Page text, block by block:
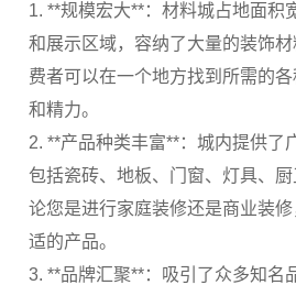
1. **规模宏大**：材料城占地面积
和展示区域，容纳了大量的装饰
费者可以在一个地方找到所需的
和精力。
2. **产品种类丰富**：城内提供了
包括瓷砖、地板、门窗、灯具、
论您是进行家庭装修还是商业装
适的产品。
3. **品牌汇聚**：吸引了众多知名